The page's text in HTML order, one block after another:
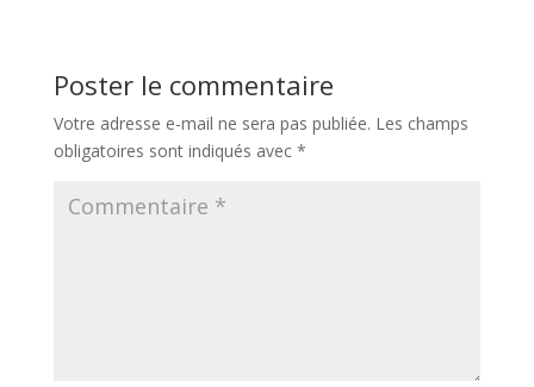
Poster le commentaire
Votre adresse e-mail ne sera pas publiée. Les champs
obligatoires sont indiqués avec *